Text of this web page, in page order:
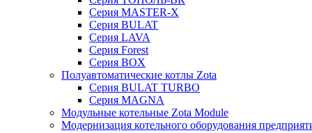
Серия MASTER-X
Серия BULAT
Серия LAVA
Серия Forest
Серия BOX
Полуавтоматические котлы Zota
Серия BULAT TURBO
Серия MAGNA
Модульные котельные Zota Module
Модернизация котельного оборудования